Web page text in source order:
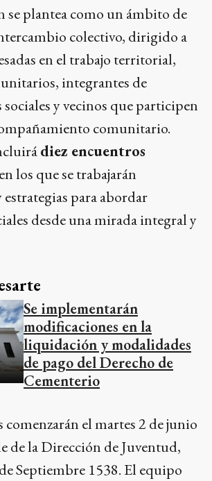
se plantea como un ámbito de
colectivo, dirigido a
en el trabajo territorial,
integrantes de
y vecinos que participen
comunitario.
diez encuentros
los que se trabajarán
para abordar
desde una mirada integral y
Se implementarán
modificaciones en la
liquidación y modalidades
de pago del Derecho de
Cementerio
comenzarán el martes 2 de junio
de la Dirección de Juventud,
Septiembre 1538. El equipo